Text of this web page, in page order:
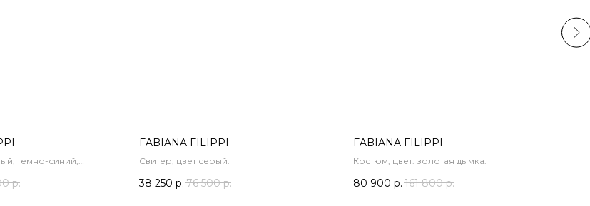
темно-синий,
р.
FABIANA FILIPPI
Свитер, цвет серый.
38 250 р. 76 500 р.
FABIANA FILIPPI
Костюм, цвет: золотая дымка.
80 900 р. 161 800 р.